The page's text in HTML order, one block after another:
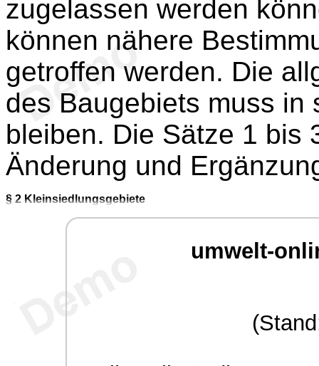
zugelassen werden
können nähere
getroffen werden. Die
des Baugebiets muss in
bleiben. Die Sätze 1 bis
Änderung und
§ 2 Kleinsiedlungsgebiete
umwelt-